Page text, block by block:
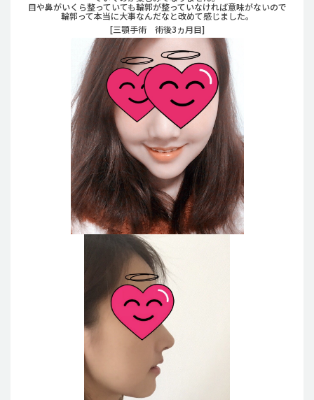
目や鼻がいくら整っていても輪郭が整っていなければ意味がないので
輪郭って本当に大事なんだなと改めて感じました。
[三顎手術 術後3ヵ月目]